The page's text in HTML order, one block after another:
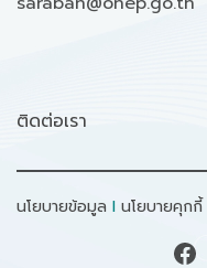
ติดต่อเรา
นโยบายข้อมูล I นโยบายคุกกี้
Facebook